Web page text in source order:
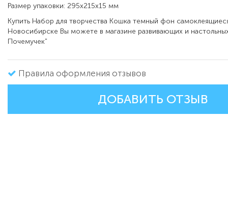
Размер упаковки: 295х215х15 мм
Купить Набор для творчества Кошка темный фон
Новосибирске Вы можете в магазине развивающих и
Почемучек"
Правила оформления отзывов
ДОБАВИТЬ ОТЗЫВ